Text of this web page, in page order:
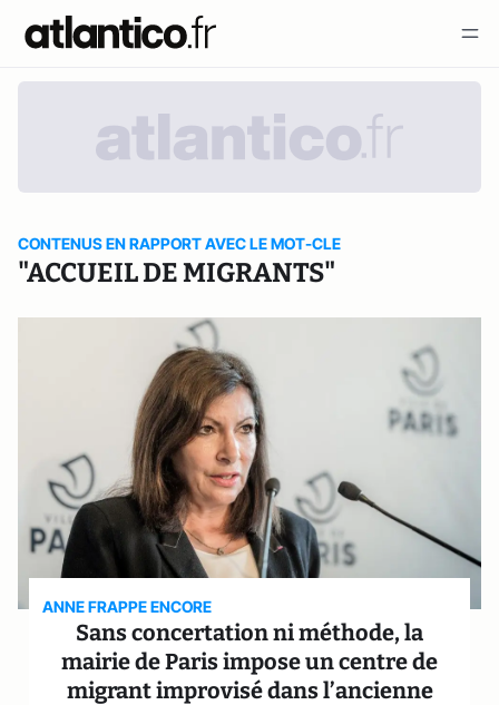
CONTENUS EN RAPPORT AVEC LE MOT-CLE
"ACCUEIL DE MIGRANTS"
ANNE FRAPPE ENCORE
Sans concertation ni méthode, la
mairie de Paris impose un centre de
migrant improvisé dans l’ancienne